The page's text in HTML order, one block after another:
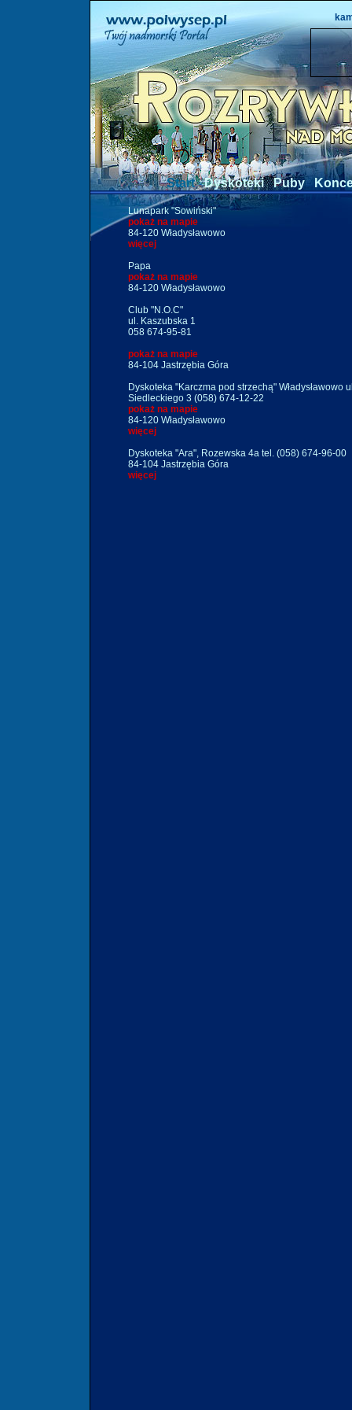
Start Dyskoteki Puby
Lunapark "Sowiński"
pokaż na mapie
84-120 Władysławowo
więcej
Papa
pokaż na mapie
84-120 Władysławowo
Club "N.O.C"
ul. Kaszubska 1
058 674-95-81
pokaż na mapie
84-104 Jastrzębia Góra
Dyskoteka "Karczma pod strzechą" Władysławowo
Siedleckiego 3 (058) 674-12-22
pokaż na mapie
84-120 Władysławowo
więcej
Dyskoteka "Ara", Rozewska 4a tel. (058) 674-96-00
84-104 Jastrzębia Góra
więcej